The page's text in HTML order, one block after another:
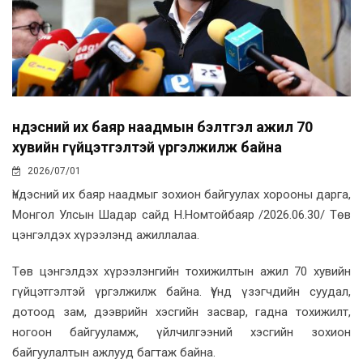
Үндэсний их баяр наадмын бэлтгэл ажил 70
хувийн гүйцэтгэлтэй үргэлжилж байна
2026/07/01
Үндэсний их баяр наадмыг зохион байгуулах хорооны дарга,
Монгол Улсын Шадар сайд Н.Номтойбаяр /2026.06.30/ Төв
цэнгэлдэх хүрээлэнд ажиллалаа.
Төв цэнгэлдэх хүрээлэнгийн тохижилтын ажил 70 хувийн
гүйцэтгэлтэй үргэлжилж байна. Үүнд үзэгчдийн суудал,
дотоод зам, дээврийн хэсгийн засвар, гадна тохижилт,
ногоон байгууламж, үйлчилгээний хэсгийн зохион
байгуулалтын ажлууд багтаж байна.